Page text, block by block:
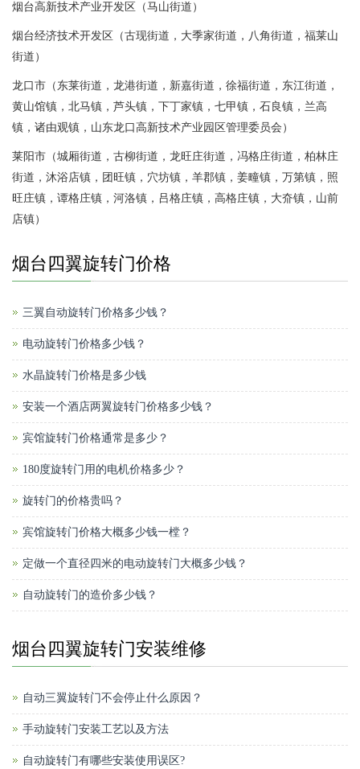
烟台高新技术产业开发区（马山街道）
烟台经济技术开发区（古现街道，大季家街道，八角街道，福莱山
街道）
龙口市（东莱街道，龙港街道，新嘉街道，徐福街道，东江街道，
黄山馆镇，北马镇，芦头镇，下丁家镇，七甲镇，石良镇，兰高
镇，诸由观镇，山东龙口高新技术产业园区管理委员会）
莱阳市（城厢街道，古柳街道，龙旺庄街道，冯格庄街道，柏林庄
街道，沐浴店镇，团旺镇，穴坊镇，羊郡镇，姜疃镇，万第镇，照
旺庄镇，谭格庄镇，河洛镇，吕格庄镇，高格庄镇，大夼镇，山前
店镇）
烟台四翼旋转门价格
三翼自动旋转门价格多少钱？
电动旋转门价格多少钱？
水晶旋转门价格是多少钱
安装一个酒店两翼旋转门价格多少钱？
宾馆旋转门价格通常是多少？
180度旋转门用的电机价格多少？
旋转门的价格贵吗？
宾馆旋转门价格大概多少钱一樘？
定做一个直径四米的电动旋转门大概多少钱？
自动旋转门的造价多少钱？
烟台四翼旋转门安装维修
自动三翼旋转门不会停止什么原因？
手动旋转门安装工艺以及方法
自动旋转门有哪些安装使用误区?